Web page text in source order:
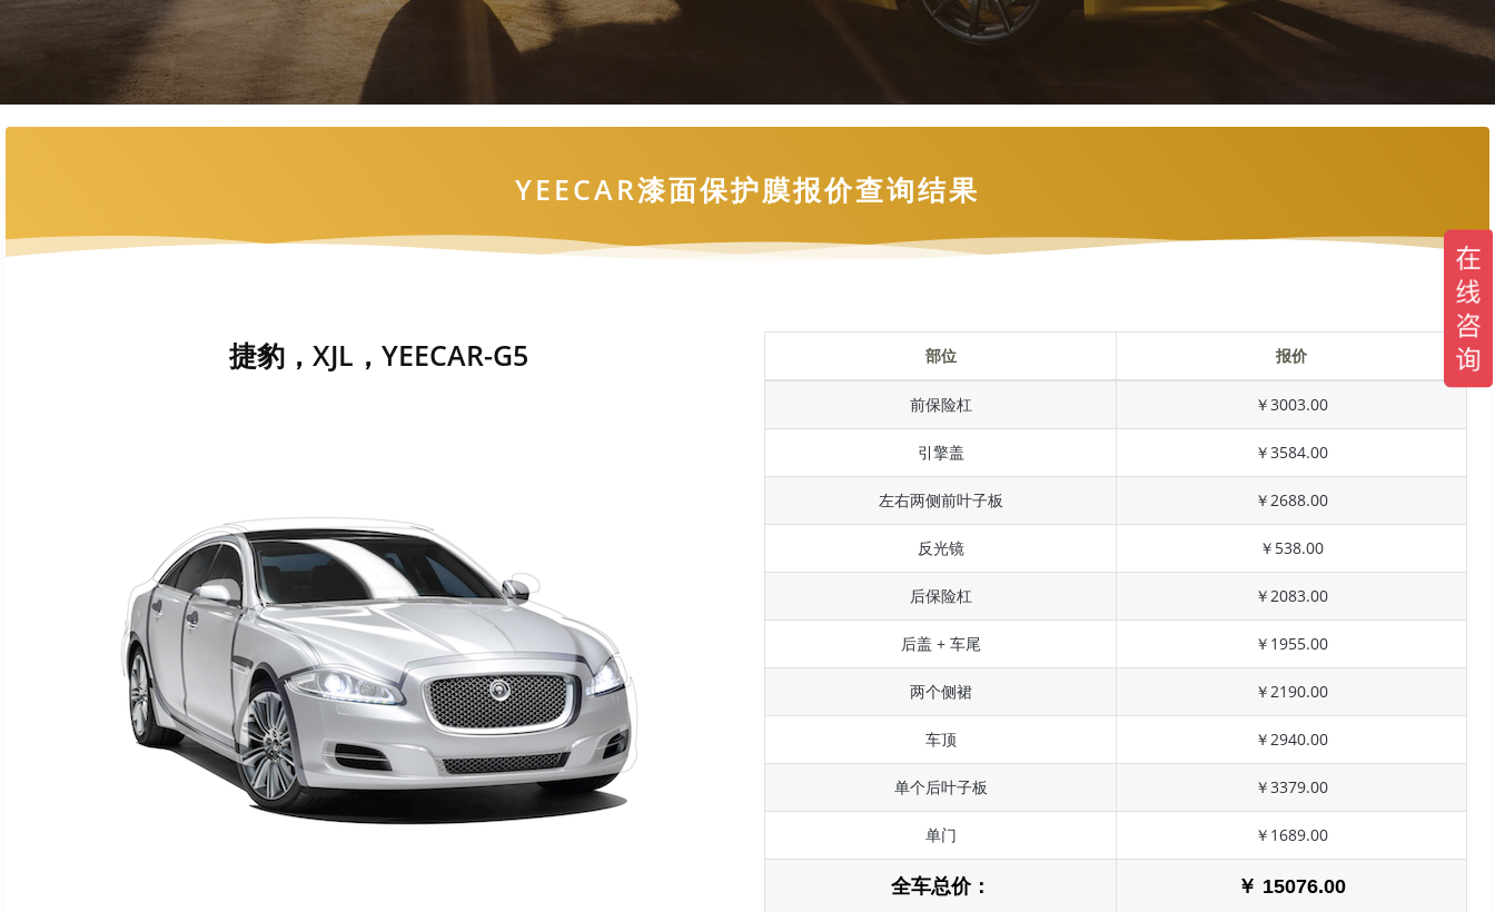
YEECAR漆面保护膜报价查询结果
捷豹，XJL，YEECAR-G5 部位 报价
前保险杠 ￥3003.00
引擎盖 ￥3584.00
左右两侧前叶子板 ￥2688.00
反光镜 ￥538.00
后保险杠 ￥2083.00
后盖 + 车尾 ￥1955.00
两个侧裙 ￥2190.00
车顶 ￥2940.00
单个后叶子板 ￥3379.00
单门 ￥1689.00
全车总价： ￥ 15076.00